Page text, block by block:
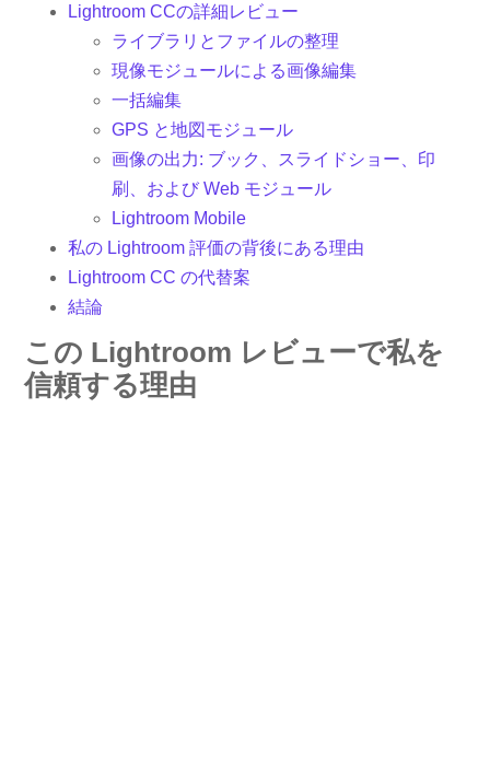
Lightroom CCの詳細レビュー
ライブラリとファイルの整理
現像モジュールによる画像編集
一括編集
GPS と地図モジュール
画像の出力: ブック、スライドショー、印
刷、および Web モジュール
Lightroom Mobile
私の Lightroom 評価の背後にある理由
Lightroom CC の代替案
結論
この Lightroom レビューで私を
信頼する理由